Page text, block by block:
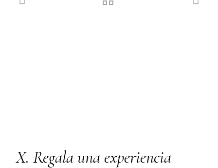
X. Regala una experiencia